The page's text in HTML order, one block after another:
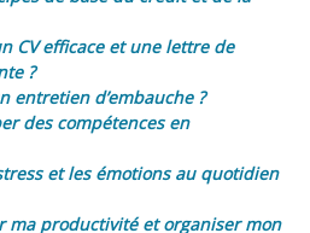
CV efficace et une lettre de
?
entretien d’embauche ?
des compétences en
et les émotions au quotidien
ma productivité et organiser mon